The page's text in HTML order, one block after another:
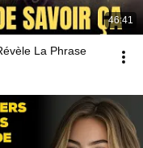
46:41
La Phrase